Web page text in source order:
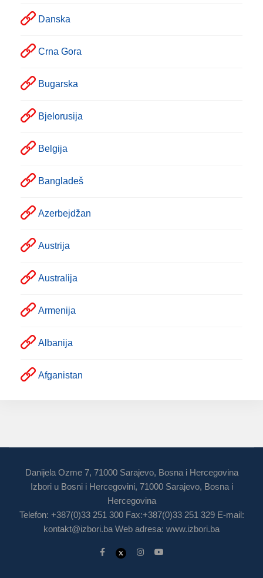
Danska
Crna Gora
Bugarska
Bjelorusija
Belgija
Bangladeš
Azerbejdžan
Austrija
Australija
Armenija
Albanija
Afganistan
Danijela Ozme 7, 71000 Sarajevo, Bosna i Hercegovina
Izbori u Bosni i Hercegovini, 71000 Sarajevo, Bosna i
Hercegovina
Telefon: +387(0)33 251 300 Fax:+387(0)33 251 329 E-mail:
kontakt@izbori.ba Web adresa: www.izbori.ba